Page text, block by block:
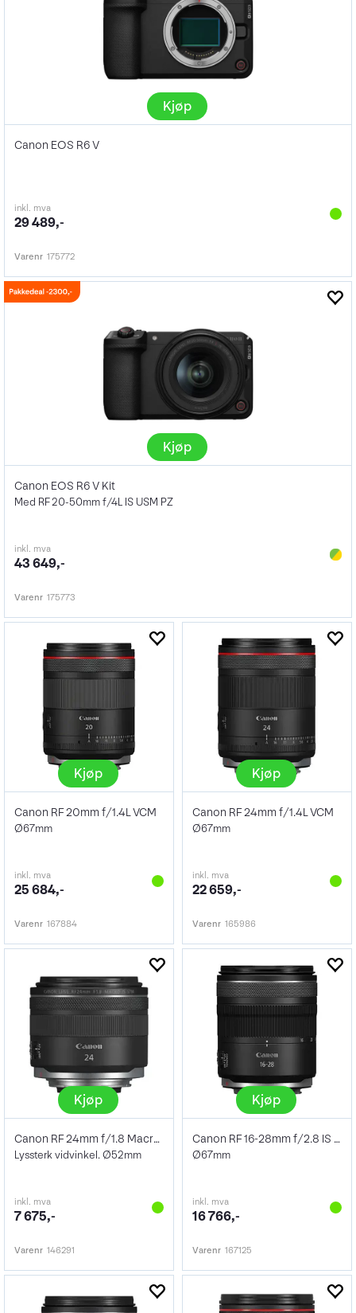
Kjøp
Canon EOS R6 V
inkl. mva
29 489,-
Varenr 175772
Kjøp
Canon EOS R6 V Kit
Med RF 20-50mm f/4L IS USM PZ
inkl. mva
43 649,-
Varenr 175773
Kjøp
Canon RF 20mm f/1.4L VCM
Ø67mm
inkl. mva
25 684,-
Varenr 167884
Kjøp
Canon RF 24mm f/1.4L VCM
Ø67mm
inkl. mva
22 659,-
Varenr 165986
Kjøp
Canon RF 24mm f/1.8 Macro IS STM
Lyssterk vidvinkel. Ø52mm
inkl. mva
7 675,-
Varenr 146291
Kjøp
Canon RF 16-28mm f/2.8 IS STM
Ø67mm
inkl. mva
16 766,-
Varenr 167125